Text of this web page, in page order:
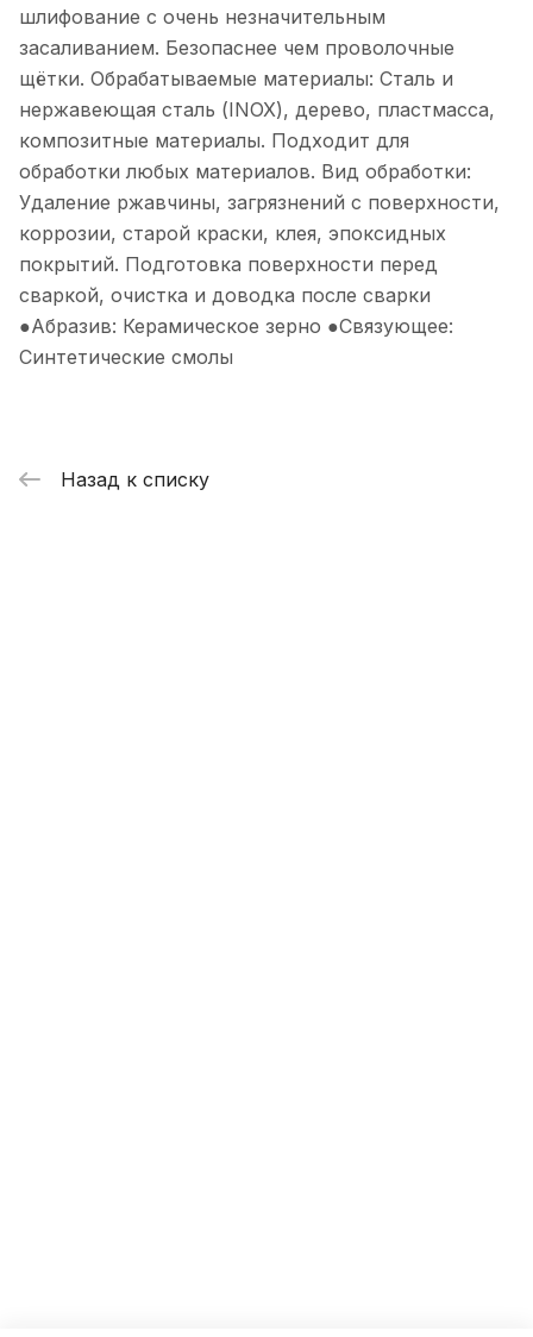
шлифование с очень незначительным
засаливанием. Безопаснее чем проволочные
щётки. Обрабатываемые материалы: Сталь и
нержавеющая сталь (INOX), дерево, пластмасса,
композитные материалы. Подходит для
обработки любых материалов. Вид обработки:
Удаление ржавчины, загрязнений с поверхности,
коррозии, старой краски, клея, эпоксидных
покрытий. Подготовка поверхности перед
сваркой, очистка и доводка после сварки
●Абразив: Керамическое зерно ●Связующее:
Синтетические смолы
Назад к списку